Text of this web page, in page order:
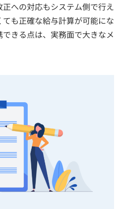
への対応もシステム側で行え
も正確な給与計算が可能にな
きる点は、実務面で大きなメ